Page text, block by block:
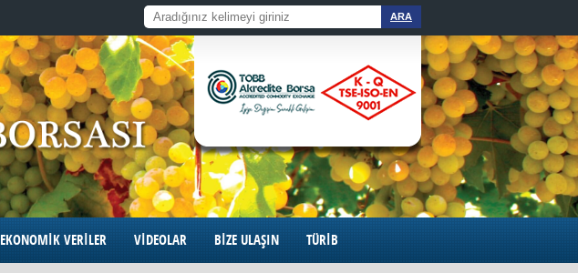
ARA
EKONOMİK VERİLER VİDEOLAR BİZE ULAŞIN TÜRİB